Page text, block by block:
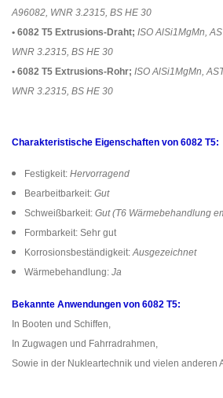
A96082, WNR 3.2315, BS HE 30
• 6082 T5 Extrusions-Draht; ISO AlSi1MgMn,
WNR 3.2315, BS HE 30
• 6082 T5 Extrusions-Rohr; ISO AlSi1MgMn,
WNR 3.2315, BS HE 30
Charakteristische Eigenschaften von 6082 T5:
Festigkeit: Hervorragend
Bearbeitbarkeit: Gut
Schweißbarkeit: Gut (T6 Wärmebehandlung
Formbarkeit: Sehr gut
Korrosionsbeständigkeit:Ausgezeichnet
Wärmebehandlung: Ja
Bekannte Anwendungen von 6082 T5:
In Booten und Schiffen,
In Zugwagen und Fahrradrahmen,
Sowie in der Nukleartechnik und vielen anderen